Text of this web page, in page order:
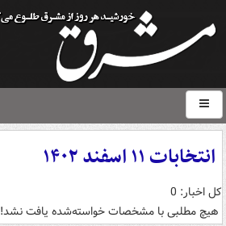
انتخابات ۱۱ اسفند ۱۴۰۲
کل اخبار: 0
هیچ مطلبی با مشخصات خواسته‌شده یافت نشد!